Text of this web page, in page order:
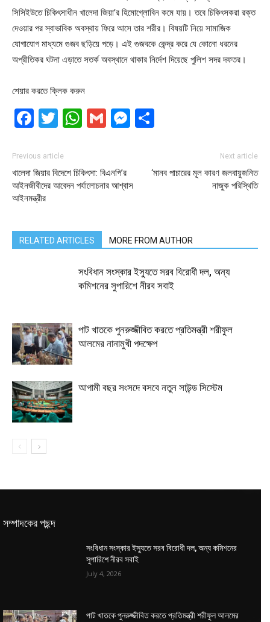
সিসিইউতে চিকিৎসাধীন খালেদা জিয়া’র হিমোগ্লোবিন কমে যায়। তবে চিকিৎসকরা রক্ত
দেওয়ার পর স্বাভাবিক অবস্থায় ফিরে আসে তার শরীর। বিষয়টি নিয়ে সামাজিক
যোগাযোগ মাধ্যমে গুজব ছড়িয়ে পড়ে। এই গুজবকে কেন্দ্র করে যে কোনো ধরনের
অপ্রীতিকর ঘটনা এড়াতে সতর্ক অবস্থানে থাকার নির্দেশ দিয়েছে পুলিশ সদর দফতর।
শেয়ার করতে ক্লিক করুন
Facebook
Twitter
WhatsApp
GmailMessenger
Previous article
খালেদা জিয়ার বিদেশে চিকিৎসা: বিএনপি’র
আইনজীবীদের আবেদন পর্যালোচনার আশ্বাস
আইনমন্ত্রীর
Next article
‌‘মানব পাচারের মূল কারণ জলবায়ুজনিত
নাজুক পরিস্থিতি
RELATED ARTICLES MORE FROM AUTHOR
সংবিধান সংস্কার ইস্যুতে সরব বিরোধী দল, অন্য
কমিশনের সুপারিশে নীরব সবাই
পাট খাতকে পুনরুজ্জীবিত করতে প্রতিমন্ত্রী শরীফুল
আলমের নানামুখী পদক্ষেপ
আগামী বছর সংসদে বসবে নতুন সাউন্ড সিস্টেম
সম্পাদকের পছন্দ
সংবিধান সংস্কার ইস্যুতে সরব বিরোধী দল, অন্য কমিশনের
সুপারিশে নীরব সবাই
July 4, 2026
পাট খাতকে পুনরুজ্জীবিত করতে প্রতিমন্ত্রী শরীফুল আলমের